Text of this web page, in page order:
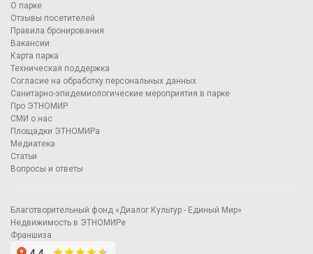
О парке
Отзывы посетителей
Правила бронирования
Вакансии
Карта парка
Техническая поддержка
Согласие на обработку персональных данных
Санитарно-эпидемиологические мероприятия в парке
Про ЭТНОМИР
СМИ о нас
Площадки ЭТНОМИРа
Медиатека
Статьи
Вопросы и ответы
Благотворительный фонд «Диалог Культур - Единый Мир»
Недвижимость в ЭТНОМИРе
Франшиза